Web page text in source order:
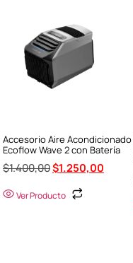
Accesorio Aire Acondicionado
Ecoflow Wave 2 con Batería
$1.400,00$1.250,00
Ver Producto